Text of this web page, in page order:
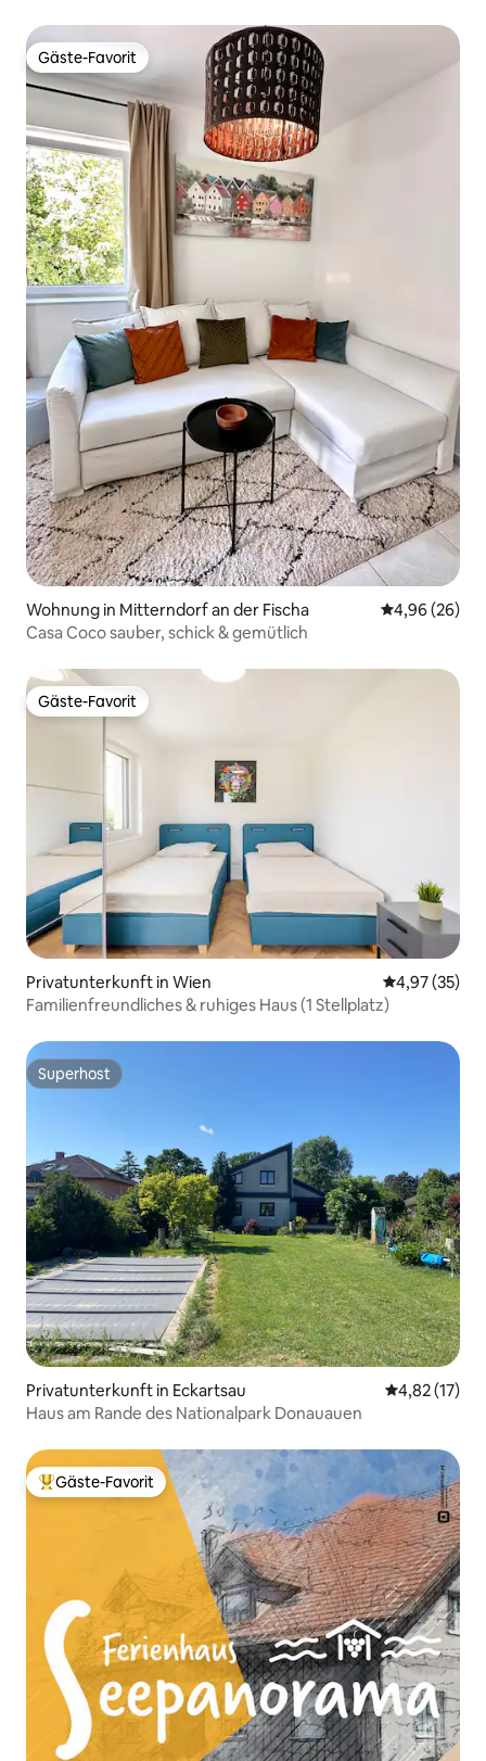
Gäste-Favorit
Gäste-Favorit
Wohnung in Mitterndorf an der Fischa
4,96 (26)
Casa Coco sauber, schick & gemütlich
Gäste-Favorit
Gäste-Favorit
Privatunterkunft in Wien
4,97 (35)
Familienfreundliches & ruhiges Haus (1 Stellplatz)
Superhost
Superhost
Privatunterkunft in Eckartsau
4,82 (17)
Haus am Rande des Nationalpark Donauauen
Beliebter Gäste-Favorit.
Gäste-Favorit